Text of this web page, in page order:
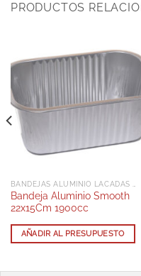
PRODUCTOS
Bandeja Aluminio Smooth
22x15Cm 1900cc
AÑADIR AL PRESUPUESTO